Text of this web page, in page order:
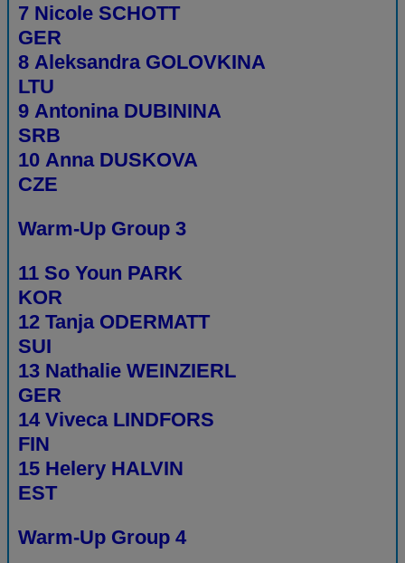
7 Nicole SCHOTT
GER
8 Aleksandra GOLOVKINA
LTU
9 Antonina DUBININA
SRB
10 Anna DUSKOVA
CZE
Warm-Up Group 3
11 So Youn PARK
KOR
12 Tanja ODERMATT
SUI
13 Nathalie WEINZIERL
GER
14 Viveca LINDFORS
FIN
15 Helery HALVIN
EST
Warm-Up Group 4